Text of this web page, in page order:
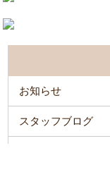
お知らせ
スタッフブログ